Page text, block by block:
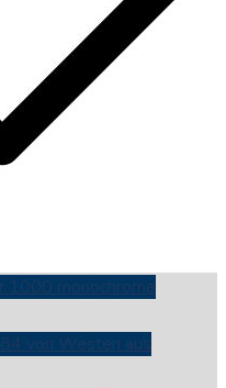
1000 monochrome
von Westen aus